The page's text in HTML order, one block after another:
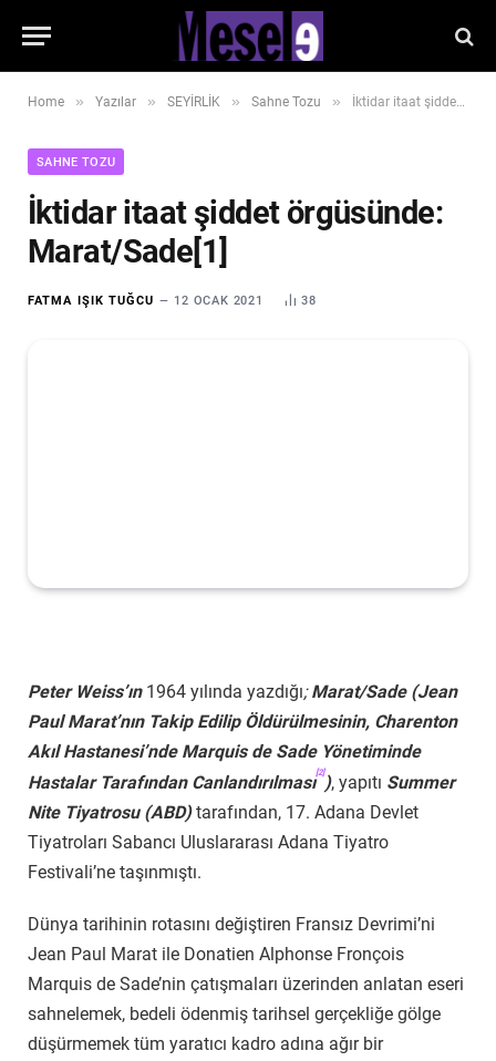
Home » Yazılar » SEYİRLİK » Sahne Tozu » İktidar itaat şiddet örgüsünde: Marat/Sade[1]
SAHNE TOZU
İktidar itaat şiddet örgüsünde:
Marat/Sade[1]
FATMA IŞIK TUĞCU 12 OCAK 2021 38
Peter Weiss’ın1964 yılında yazdığı;Marat/Sade (Jean
Paul Marat’nın Takip Edilip Öldürülmesinin, Charenton
Akıl Hastanesi’nde Marquis de Sade Yönetiminde
Hastalar Tarafından Canlandırılması[2] ), yapıtı Summer
Nite Tiyatrosu (ABD)tarafından, 17. Adana Devlet
Tiyatroları Sabancı Uluslararası Adana Tiyatro
Festivali’ne taşınmıştı.
Dünya tarihinin rotasını değiştiren Fransız Devrimi’ni
Jean Paul Marat ile Donatien Alphonse Fronçois
Marquis de Sade’nin çatışmaları üzerinden anlatan eseri
sahnelemek, bedeli ödenmiş tarihsel gerçekliğe gölge
düşürmemek tüm yaratıcı kadro adına ağır bir